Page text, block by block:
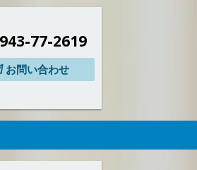
77-2619
お問い合わせ